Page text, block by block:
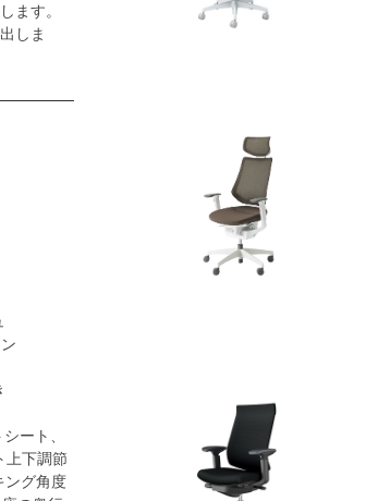
ます。
しま
ート、
上下調節
ング角度